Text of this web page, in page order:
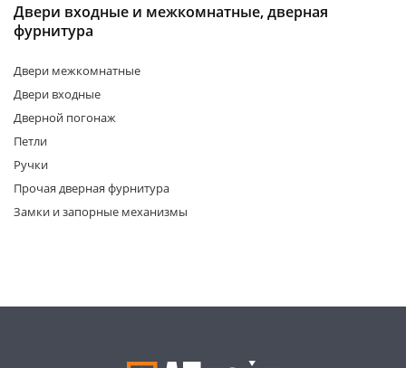
Двери входные и межкомнатные, дверная
фурнитура
Двери межкомнатные
Двери входные
Дверной погонаж
Петли
Ручки
Прочая дверная фурнитура
Замки и запорные механизмы